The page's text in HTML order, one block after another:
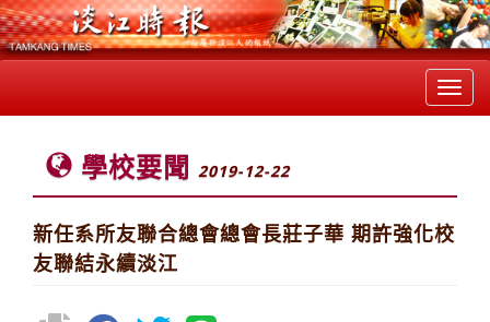
學校要聞 2019-12-22
新任系所友聯合總會總會長莊子華 期許強化校
友聯結永續淡江